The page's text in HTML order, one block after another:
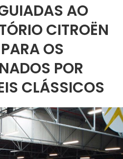
AO
CITROËN
OS
POR
CLÁSSICOS